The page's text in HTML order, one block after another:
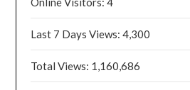
Last 7 Days Views:4,300
Total Views: 1,160,686